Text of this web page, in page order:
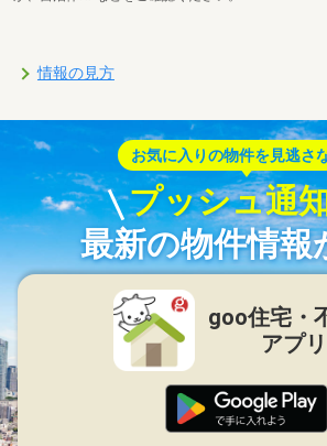
情報の見方
お気に入りの物件を見逃さ
プッシュ通
最新の物件情報
goo住宅・
アプリ